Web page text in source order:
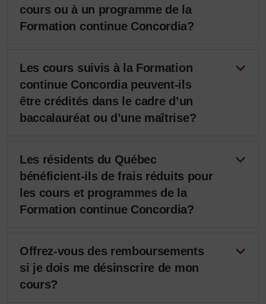
cours ou à un programme de la
Formation continue Concordia?
Les cours suivis à la Formation
continue Concordia peuvent-ils
être crédités dans le cadre d’un
baccalauréat ou d’une maîtrise?
Les résidents du Québec
bénéficient-ils de frais réduits pour
les cours et programmes de la
Formation continue Concordia?
Offrez-vous des remboursements
si je dois me désinscrire de mon
cours?